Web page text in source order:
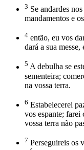
3 Se andardes
mandamentos e
4 então, eu vos
dará a sua
5 A debulha se
sementeira;
na vossa terra.
6 Estabelecerei
vos espante; farei
vossa terra não
7 Perseguireis os